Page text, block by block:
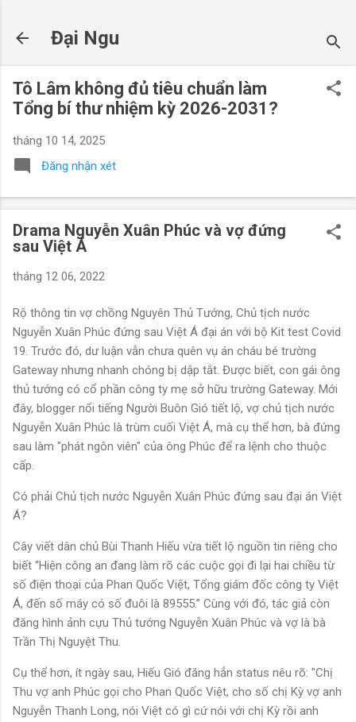
Đại Ngu
Tô Lâm không đủ tiêu chuẩn làm
Tổng bí thư nhiệm kỳ 2026-2031?
tháng 10 14, 2025
Đăng nhận xét
Drama Nguyễn Xuân Phúc và vợ đứng
sau Việt Á
tháng 12 06, 2022
Rộ thông tin vợ chồng Nguyên Thủ Tướng, Chủ tịch nước
Nguyễn Xuân Phúc đứng sau Việt Á đại án với bộ Kit test Covid
19. Trước đó, dư luận vẫn chưa quên vụ án cháu bé trường
Gateway nhưng nhanh chóng bị dập tắt. Được biết, con gái ông
thủ tướng có cổ phần công ty mẹ sở hữu trường Gateway. Mới
đây, blogger nổi tiếng Người Buôn Gió tiết lộ, vợ chủ tịch nước
Nguyễn Xuân Phúc là trùm cuối Việt Á, mà cụ thể hơn, bà đứng
sau làm "phát ngôn viên" của ông Phúc để ra lệnh cho thuộc
cấp.
Có phải Chủ tịch nước Nguyễn Xuân Phúc đứng sau đại án Việt
Á?
Cây viết dân chủ Bùi Thanh Hiếu vừa tiết lộ nguồn tin riêng cho
biết “Hiện công an đang làm rõ các cuộc gọi đi lại hai chiều từ
số điện thoại của Phan Quốc Việt, Tổng giám đốc công ty Việt
Á, đến số máy có số đuôi là 89555.” Cùng với đó, tác giả còn
đăng hình ảnh cựu Thủ tướng Nguyễn Xuân Phúc và vợ là bà
Trần Thị Nguyệt Thu.
Cụ thể hơn, ít ngày sau, Hiếu Gió đăng hẳn status nêu rõ: "Chị
Thu vợ anh Phúc gọi cho Phan Quốc Việt, cho số chị Kỳ vợ anh
Nguyễn Thanh Long, nói Việt có gì cứ nói với chị Kỳ rồi anh